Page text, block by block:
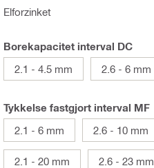
Elforzinket
Borekapacitet interval DC
2.1 - 4.5 mm
2.6 - 6 mm
Tykkelse fastgjort interval MF
2.1 - 6 mm
2.6 - 10 mm
2.1 - 20 mm 2.6 - 23 mm